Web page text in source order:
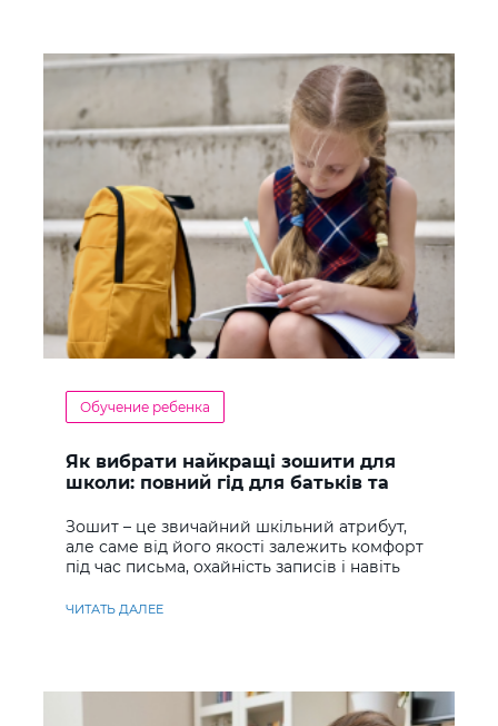
Обучение ребенка
Як вибрати найкращі зошити для
школи: повний гід для батьків та
Зошит – це звичайний шкільний атрибут,
але саме від його якості залежить комфорт
під час письма, охайність записів і навіть
ЧИТАТЬ ДАЛЕЕ